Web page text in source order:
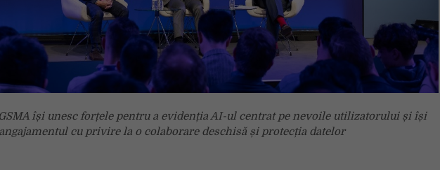
își unesc forțele pentru a evidenția AI-ul centrat pe nevoile utilizatorului și își
cu privire la o colaborare deschisă și protecția datelor